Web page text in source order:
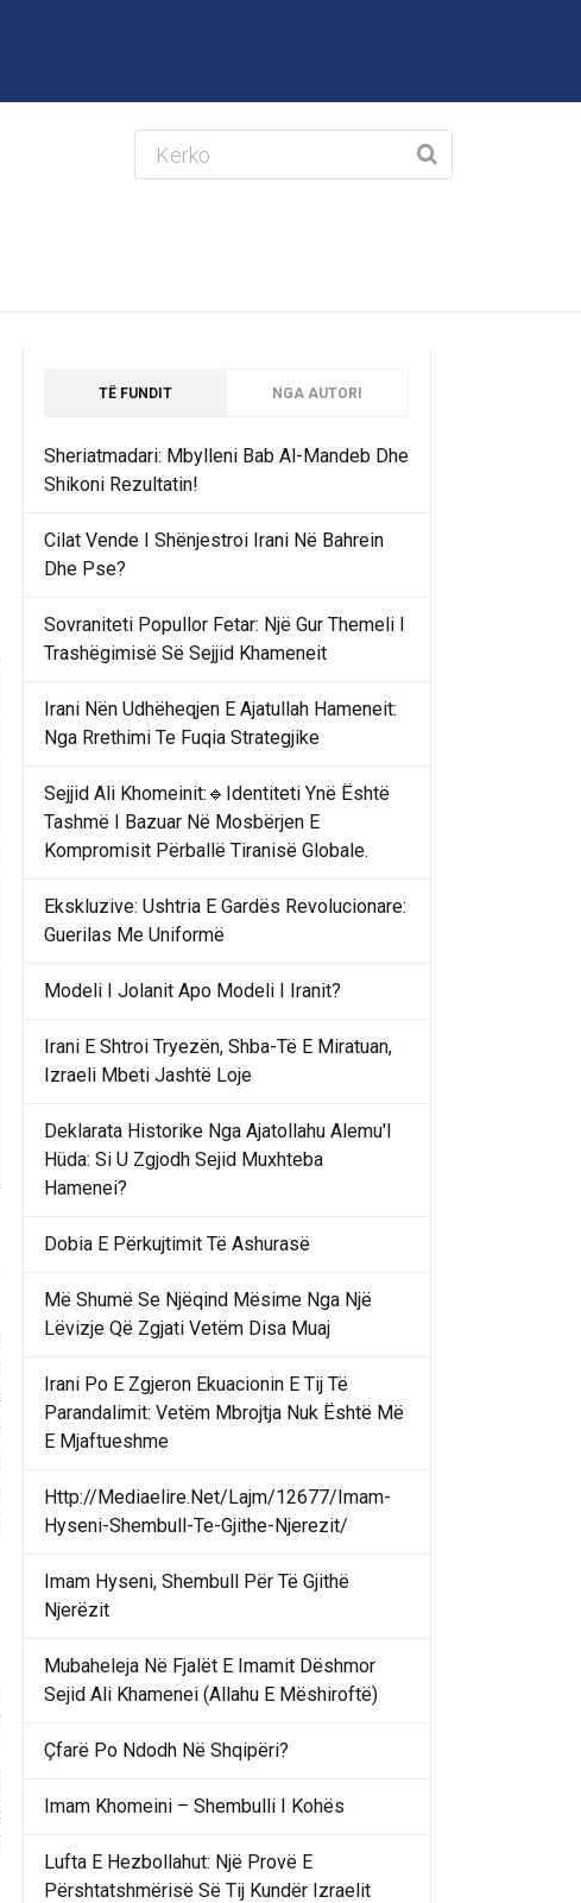
TË FUNDIT NGA AUTORI
Sheriatmadari: Mbylleni Bab Al-Mandeb Dhe
Shikoni Rezultatin!
Cilat Vende I Shënjestroi Irani Në Bahrein
Dhe Pse?
Sovraniteti Popullor Fetar: Një Gur Themeli I
Trashëgimisë Së Sejjid Khameneit
Irani Nën Udhëheqjen E Ajatullah Hameneit:
Nga Rrethimi Te Fuqia Strategjike
Sejjid Ali Khomeinit:🔹Identiteti Ynë Është
Tashmë I Bazuar Në Mosbërjen E
Kompromisit Përballë Tiranisë Globale.
Ekskluzive: Ushtria E Gardës Revolucionare:
Guerilas Me Uniformë
Modeli I Jolanit Apo Modeli I Iranit?
Irani E Shtroi Tryezën, Shba-Të E Miratuan,
Izraeli Mbeti Jashtë Loje
Deklarata Historike Nga Ajatollahu Alemu'l
Hüda: Si U Zgjodh Sejid Muxhteba
Hamenei?
Dobia E Përkujtimit Të Ashurasë
Më Shumë Se Njëqind Mësime Nga Një
Lëvizje Që Zgjati Vetëm Disa Muaj
Irani Po E Zgjeron Ekuacionin E Tij Të
Parandalimit: Vetëm Mbrojtja Nuk Është Më
E Mjaftueshme
Http://Mediaelire.Net/Lajm/12677/Imam-
Hyseni-Shembull-Te-Gjithe-Njerezit/
Imam Hyseni, Shembull Për Të Gjithë
Njerëzit
Mubaheleja Në Fjalët E Imamit Dëshmor
Sejid Ali Khamenei (Allahu E Mëshiroftë)
Çfarë Po Ndodh Në Shqipëri?
Imam Khomeini – Shembulli I Kohës
Lufta E Hezbollahut: Një Provë E
Përshtatshmërisë Së Tij Kundër Izraelit